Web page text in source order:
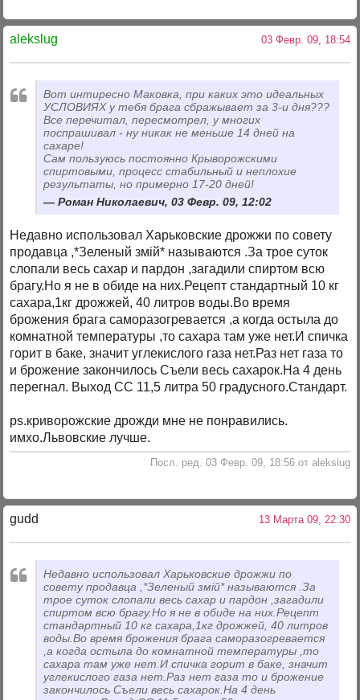
alekslug 03 Февр. 09, 18:54
Вот интиресно Маковка, при каких это идеальных
УСЛОВИЯХ у тебя брага сбражывает за 3-и дня???
Все перечитал, пересмотрел, у многих
поспрашивал - ну никак не меньше 14 дней на
сахаре!
Сам пользуюсь постоянно Крыворожскими
спиртовыми, процесс стабильный и неплохие
результаты, но примерно 17-20 дней!
Роман Николаевич, 03 Февр. 09, 12:02
Недавно использовал Харьковские дрожжи по совету
продавца ,*Зеленый змiй* называются .За трое суток
слопали весь сахар и пардон ,загадили спиртом всю
брагу.Но я не в обиде на них.Рецепт стандартный 10 кг
сахара,1кг дрожжей, 40 литров воды.Во время
брожения брага саморазогревается ,а когда остыла до
комнатной температуры ,то сахара там уже нет.И спичка
горит в баке, значит углекислого газа нет.Раз нет газа то
и брожение закончилось Съели весь сахарок.На 4 день
перегнал. Выход СС 11,5 литра 50 градусного.Стандарт.
ps.криворожские дрожди мне не понравились.
имхо.Львовские лучше.
Посл. ред. 03 Февр. 09, 18:56 от alekslug
gudd 13 Марта 09, 22:30
Недавно использовал Харьковские дрожжи по
совету продавца ,*Зеленый змiй* называются .За
трое суток слопали весь сахар и пардон ,загадили
спиртом всю брагу.Но я не в обиде на них.Рецепт
стандартный 10 кг сахара,1кг дрожжей, 40 литров
воды.Во время брожения брага саморазогревается
,а когда остыла до комнатной температуры ,то
сахара там уже нет.И спичка горит в баке, значит
углекислого газа нет.Раз нет газа то и брожение
закончилось Съели весь сахарок.На 4 день